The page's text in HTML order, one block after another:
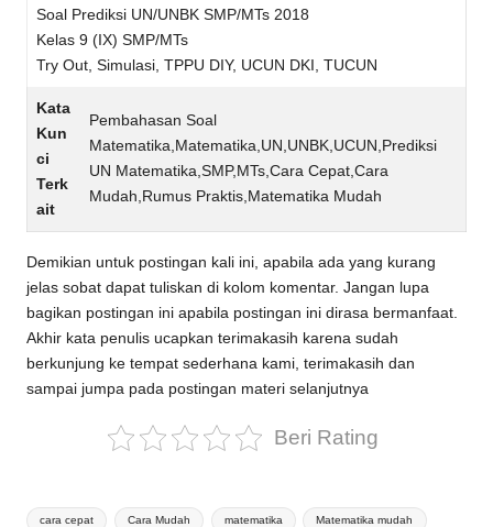
Soal Prediksi UN/UNBK SMP/MTs 2018
Kelas 9 (IX) SMP/MTs
Try Out, Simulasi, TPPU DIY, UCUN DKI, TUCUN
Kata
Kun
ci
Terk
ait
Pembahasan Soal
Matematika,Matematika,UN,UNBK,UCUN,Prediksi
UN Matematika,SMP,MTs,Cara Cepat,Cara
Mudah,Rumus Praktis,Matematika Mudah
Demikian untuk postingan kali ini, apabila ada yang kurang
jelas sobat dapat tuliskan di kolom komentar. Jangan lupa
bagikan postingan ini apabila postingan ini dirasa bermanfaat.
Akhir kata penulis ucapkan terimakasih karena sudah
berkunjung ke tempat sederhana kami, terimakasih dan
sampai jumpa pada postingan materi selanjutnya
Beri Rating
Tags:
cara cepat Cara Mudah matematika Matematika mudah